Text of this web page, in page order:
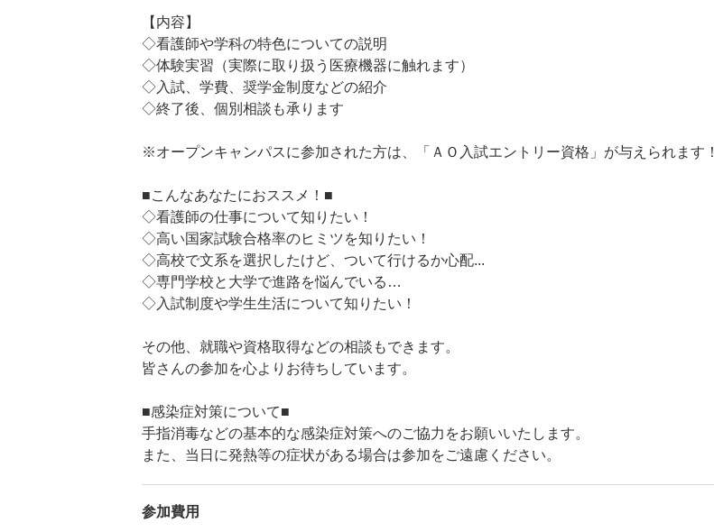
【内容】
◇看護師や学科の特色についての説明
◇体験実習（実際に取り扱う医療機器に触れます）
◇入試、学費、奨学金制度などの紹介
◇終了後、個別相談も承ります
※オープンキャンパスに参加された方は、「ＡＯ入試エントリー資格」が与えられます！
■こんなあなたにおススメ！■
◇看護師の仕事について知りたい！
◇高い国家試験合格率のヒミツを知りたい！
◇高校で文系を選択したけど、ついて行けるか心配...
◇専門学校と大学で進路を悩んでいる…
◇入試制度や学生生活について知りたい！
その他、就職や資格取得などの相談もできます。
皆さんの参加を心よりお待ちしています。
■感染症対策について■
手指消毒などの基本的な感染症対策へのご協力をお願いいたします。
また、当日に発熱等の症状がある場合は参加をご遠慮ください。
参加費用